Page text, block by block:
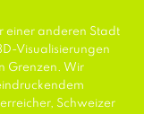
einer anderen Stadt
Visualisierungen
Grenzen. Wir
Schweizer